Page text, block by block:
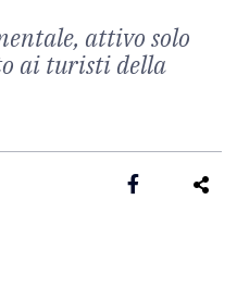
attivo solo
ai turisti della